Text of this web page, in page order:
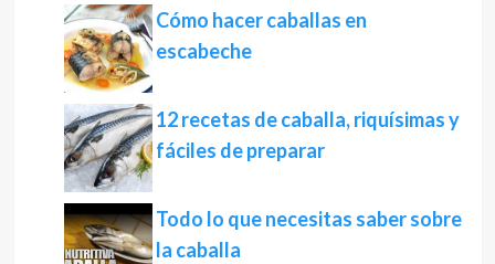
Cómo hacer caballas en
escabeche
12 recetas de caballa, riquísimas y
fáciles de preparar
Todo lo que necesitas saber sobre
la caballa